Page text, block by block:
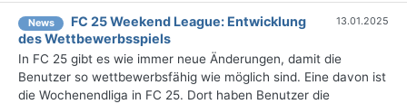
News
FC 25 Weekend League: Entwicklung
des Wettbewerbsspiels
13.01.2025
In FC 25 gibt es wie immer neue Änderungen, damit die
Benutzer so wettbewerbsfähig wie möglich sind. Eine davon ist
die Wochenendliga in FC 25. Dort haben Benutzer die